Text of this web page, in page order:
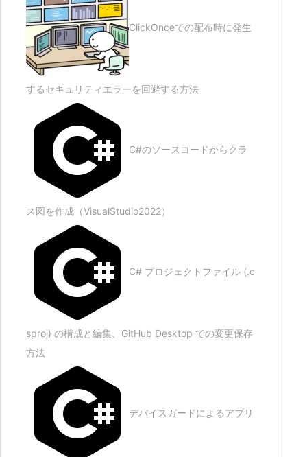
ClickOnceでの配布時に発生
するセキュリティエラーを回避する方法
C#のソースコードからクラ
ス図を作成（VisualStudio2022）
C# プロジェクトファイル (.c
sproj) の構成と編集、GitHub Desktop での変更保存
方法
デバイスガードによるアプリ